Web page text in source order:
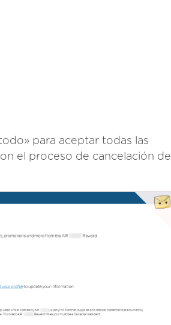
para aceptar todas las
el proceso de cancelación de